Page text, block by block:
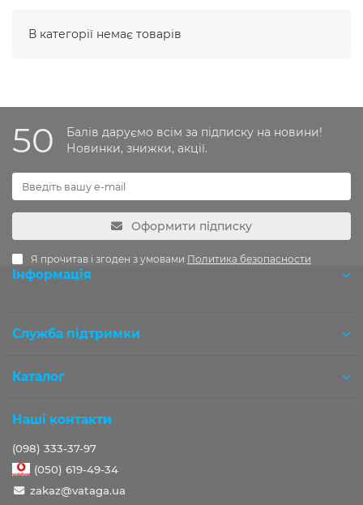
В категорії немає товарів
50
Балів даруємо всім за підписку на новини!
Новинки, знижки, акції.
Оформити підписку
Я прочитав і згоден з умовами Политика безопасности
Інформація
Служба підтримки
Каталог
Наші контакти
(098) 333-37-97
(050) 619-49-34
zakaz@vataga.ua